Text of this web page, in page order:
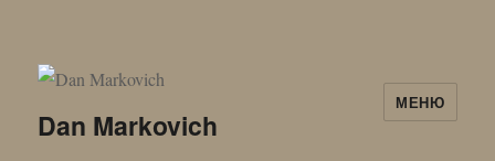
Dan Markovich
МЕНЮ